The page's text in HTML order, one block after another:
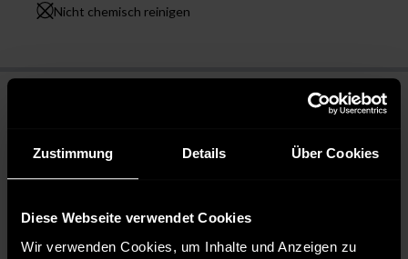
Zustimmung Details Über Cookies
Diese Webseite verwendet Cookies
Wir verwenden Cookies, um Inhalte und Anzeigen zu
Nicht chemisch reinigen